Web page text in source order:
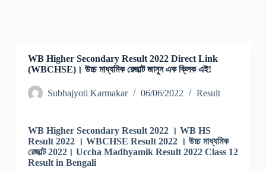
WB Higher Secondary Result 2022 Direct Link
(WBCHSE)। উচ্চ মাধ্যমিক রেজাল্ট জানুন এক ক্লিক এই!
Subhajyoti Karmakar 06/06/2022 Result
WB Higher Secondary Result 2022 । WB HS
Result 2022 । WBCHSE Result 2022 । উচ্চ মাধ্যমিক
রেজাল্ট 2022। Uccha Madhyamik Result 2022 Class 12
Result in Bengali